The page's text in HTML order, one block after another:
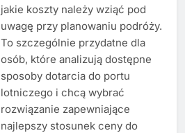
jakie koszty należy wziąć pod
uwagę przy planowaniu podróży.
To szczególnie przydatne dla
osób, które analizują dostępne
sposoby dotarcia do portu
lotniczego i chcą wybrać
rozwiązanie zapewniające
najlepszy stosunek ceny do